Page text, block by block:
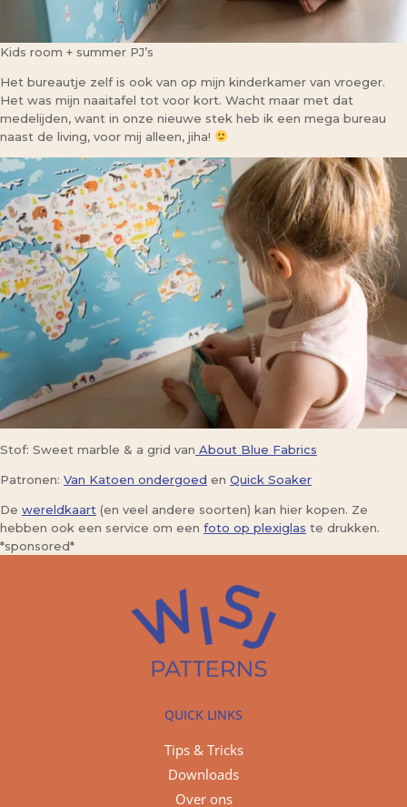
Kids room + summer PJ’s
Het bureautje zelf is ook van op mijn kinderkamer van vroeger.
Het was mijn naaitafel tot voor kort. Wacht maar met dat
medelijden, want in onze nieuwe stek heb ik een mega bureau
naast de living, voor mij alleen, jiha!
Stof: Sweet marble & a grid van About Blue Fabrics
Patronen: Van Katoen ondergoed en Quick Soaker
De wereldkaart (en veel andere soorten) kan hier kopen. Ze
hebben ook een service om een foto op plexiglas te drukken.
*sponsored*
QUICK LINKS
Tips & Tricks
Downloads
Over ons